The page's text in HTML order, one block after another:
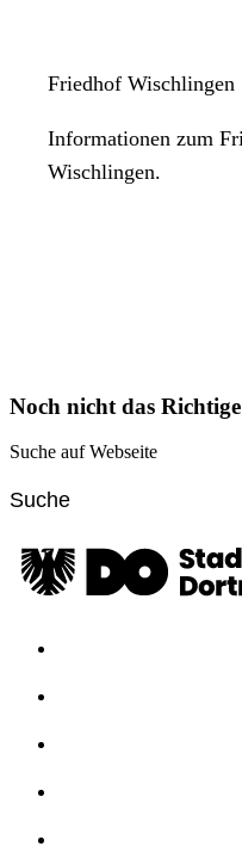
Friedhof Wischlingen
Informationen zum
Wischlingen.
Noch nicht das
Suche auf Webseite